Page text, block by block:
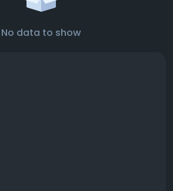
No data to show